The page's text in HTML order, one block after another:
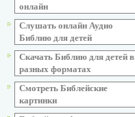
онлайн
Слушать онлайн Аудио
Библию для детей
Скачать Библию для детей в
разных форматах
Смотреть Библейские
картинки